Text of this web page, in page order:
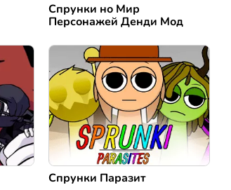
Спрунки но Мир
Персонажей Денди Мод
Спрунки Паразит